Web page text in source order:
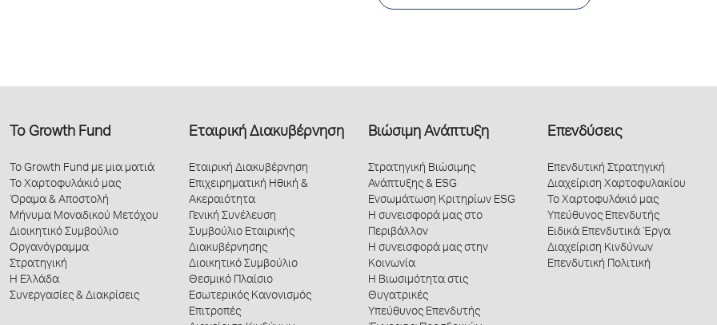
Το Growth Fund
Το Growth Fund με μια ματιά
Το Χαρτοφυλάκιό μας
Όραμα & Αποστολή
Μήνυμα Μοναδικού Μετόχου
Διοικητικό Συμβούλιο
Οργανόγραμμα
Στρατηγική
Η Ελλάδα
Συνεργασίες & Διακρίσεις
Εταιρική Διακυβέρνηση
Εταιρική Διακυβέρνηση
Επιχειρηματική Ηθική &
Ακεραιότητα
Γενική Συνέλευση
Συμβούλιο Εταιρικής
Διακυβέρνησης
Διοικητικό Συμβούλιο
Θεσμικό Πλαίσιο
Εσωτερικός Κανονισμός
Επιτροπές
Βιώσιμη Ανάπτυξη
Στρατηγική Βιώσιμης
Ανάπτυξης & ESG
Ενσωμάτωση Κριτηρίων ESG
Η συνεισφορά μας στο
Περιβάλλον
Η συνεισφορά μας στην
Κοινωνία
Η Βιωσιμότητα στις
Θυγατρικές
Υπεύθυνος Επενδυτής
Επενδύσεις
Επενδυτική Στρατηγική
Διαχείριση Χαρτοφυλακίου
Το Χαρτοφυλάκιό μας
Υπεύθυνος Επενδυτής
Ειδικά Επενδυτικά Έργα
Διαχείριση Κινδύνων
Επενδυτική Πολιτική